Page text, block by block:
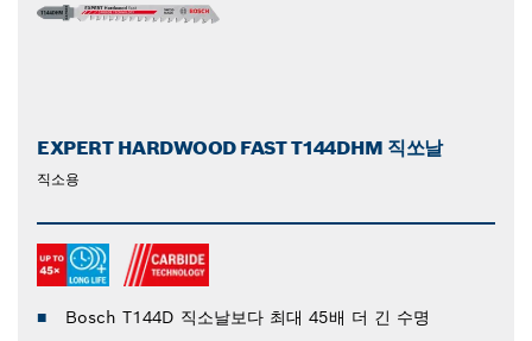
EXPERT HARDWOOD FAST T144DHM 직쏘날
직소용
Bosch T144D 직소날보다 최대 45배 더 긴 수명